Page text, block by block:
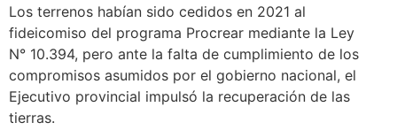
Los terrenos habían sido cedidos en 2021 al
fideicomiso del programa Procrear mediante la Ley
N° 10.394, pero ante la falta de cumplimiento de los
compromisos asumidos por el gobierno nacional, el
Ejecutivo provincial impulsó la recuperación de las
tierras.